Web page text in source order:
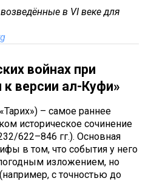
в VI веке для
войнах при
версии ал-Куфи»
– самое раннее
историческое сочинение
622–846 гг.). Основная
в том, что события у него
изложением, но
с точностью до